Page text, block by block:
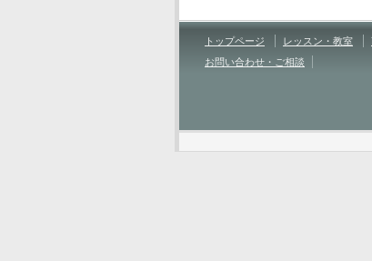
トップページ レッスン・教室
お問い合わせ・ご相談